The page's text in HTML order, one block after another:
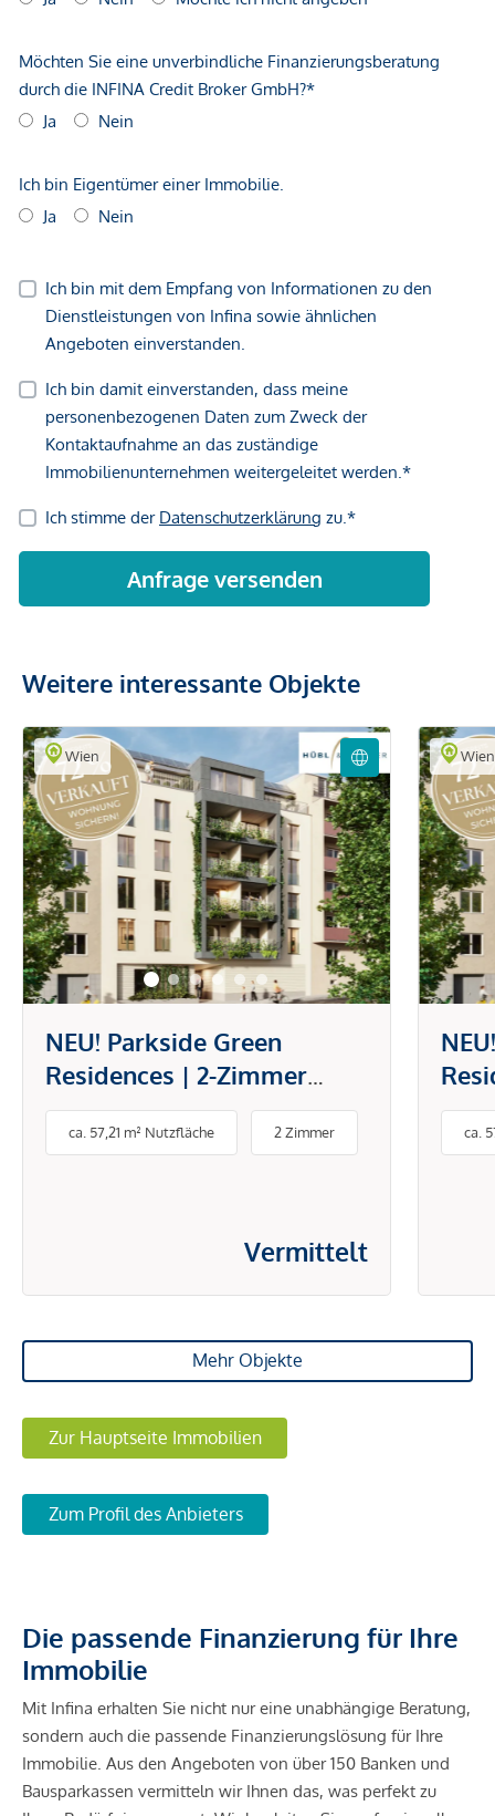
Weitere interessante Objekte
Wien
NEU! Parkside Green
Residences | 2-Zimmer
Wohnung mit Terrasse zum
Innenhof | Wohnen am Park
ca. 57,21 m² Nutzfläche 2 Zimmer
Vermittelt
Wien
ca.
Mehr Objekte
Zur Hauptseite Immobilien
Zum Profil des Anbieters
Die passende Finanzierung für Ihre
Immobilie
Mit Infina erhalten Sie nicht nur eine unabhängige Beratung,
sondern auch die passende Finanzierungslösung für Ihre
Immobilie. Aus den Angeboten von über 150 Banken und
Bausparkassen vermitteln wir Ihnen das, was perfekt zu